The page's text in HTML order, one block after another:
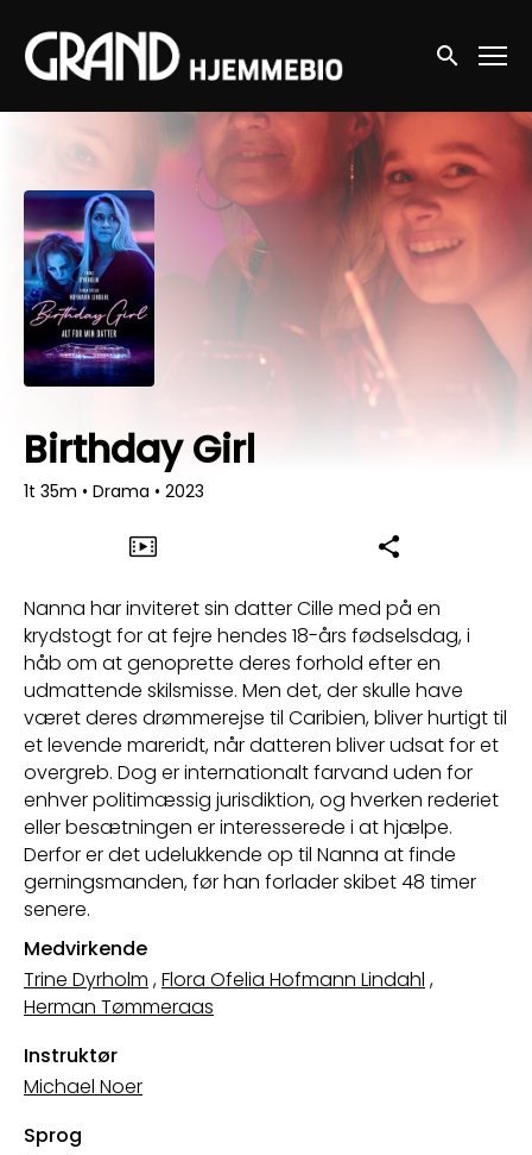
Accessibility Links
Søg nu
Birthday Girl
1t 35m • Drama • 2023
Nanna har inviteret sin datter Cille med på en
krydstogt for at fejre hendes 18-års fødselsdag, i
håb om at genoprette deres forhold efter en
udmattende skilsmisse. Men det, der skulle have
været deres drømmerejse til Caribien, bliver hurtigt til
et levende mareridt, når datteren bliver udsat for et
overgreb. Dog er internationalt farvand uden for
enhver politimæssig jurisdiktion, og hverken rederiet
eller besætningen er interesserede i at hjælpe.
Derfor er det udelukkende op til Nanna at finde
gerningsmanden, før han forlader skibet 48 timer
senere.
Medvirkende
Trine Dyrholm ,Flora Ofelia Hofmann Lindahl ,
Herman Tømmeraas
Instruktør
Michael Noer
Sprog